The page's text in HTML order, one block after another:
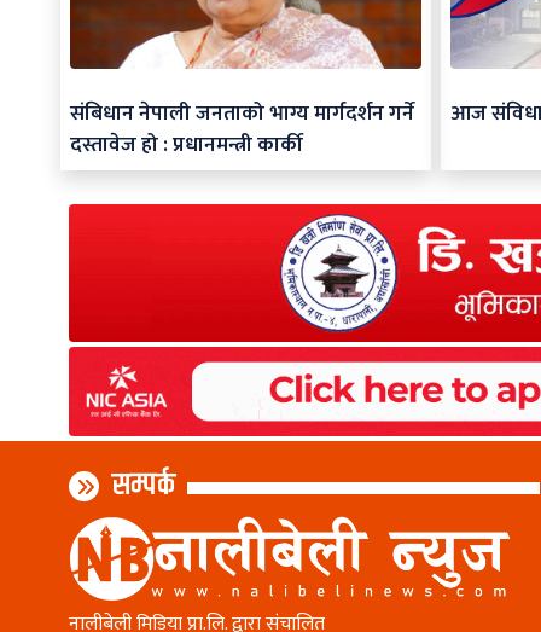
संबिधान नेपाली जनताको भाग्य मार्गदर्शन गर्ने
दस्तावेज हो : प्रधानमन्त्री कार्की
आज
सम्पर्क
नालीबेली मिडिया प्रा.लि. द्वारा संचालित